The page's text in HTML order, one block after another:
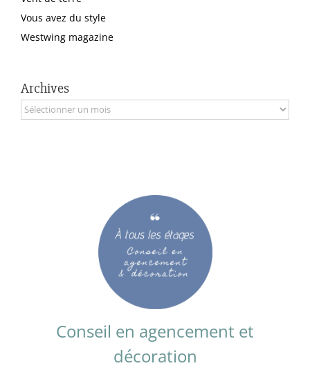
Vous avez du style
Westwing magazine
Archives
Archives
Conseil en agencement et
décoration